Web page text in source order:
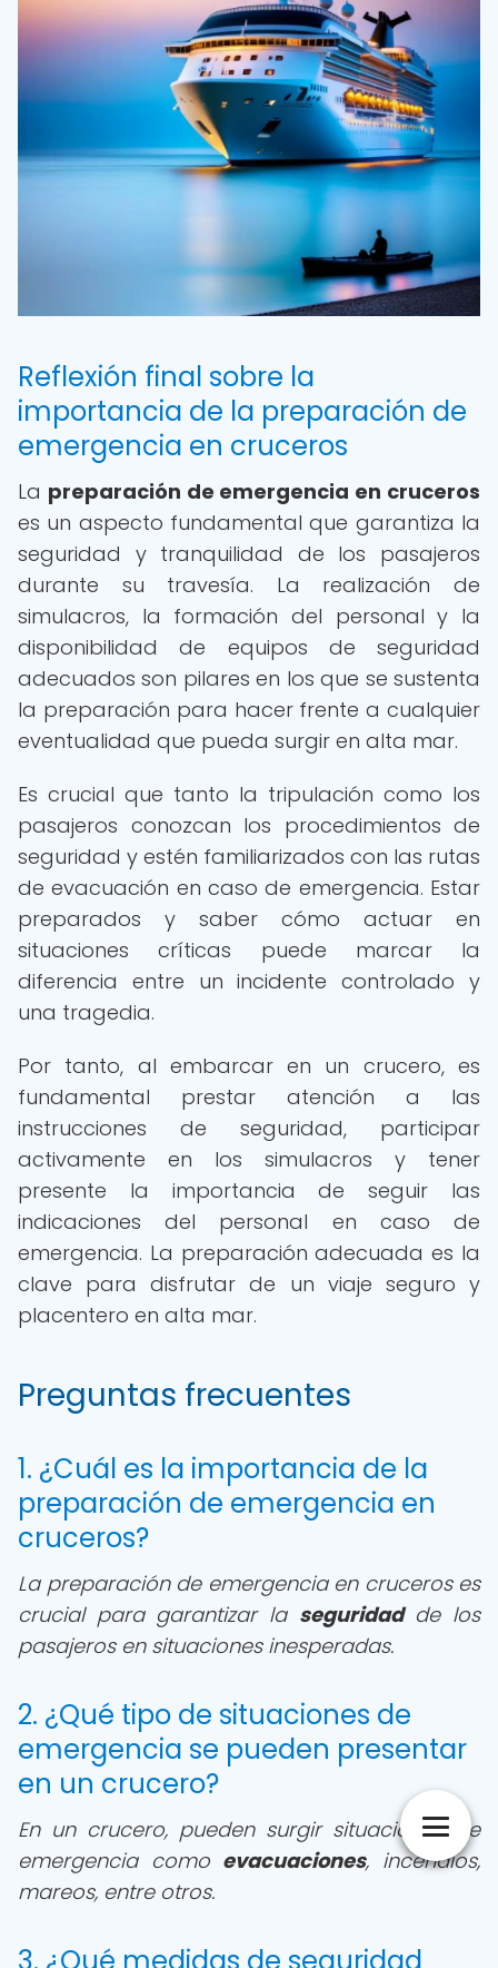
Reflexión final sobre la
importancia de la preparación de
emergencia en cruceros
La preparación de emergencia en cruceros
es un aspecto fundamental que garantiza la
seguridad y tranquilidad de los pasajeros
durante su travesía. La realización de
simulacros, la formación del personal y la
disponibilidad de equipos de seguridad
adecuados son pilares en los que se sustenta
la preparación para hacer frente a cualquier
eventualidad que pueda surgir en alta mar.
Es crucial que tanto la tripulación como los
pasajeros conozcan los procedimientos de
seguridad y estén familiarizados con las rutas
de evacuación en caso de emergencia. Estar
preparados y saber cómo actuar en
situaciones críticas puede marcar la
diferencia entre un incidente controlado y
una tragedia.
Por tanto, al embarcar en un crucero, es
fundamental prestar atención a las
instrucciones de seguridad, participar
activamente en los simulacros y tener
presente la importancia de seguir las
indicaciones del personal en caso de
emergencia. La preparación adecuada es la
clave para disfrutar de un viaje seguro y
placentero en alta mar.
Preguntas frecuentes
1. ¿Cuál es la importancia de la
preparación de emergencia en
cruceros?
La preparación de emergencia en cruceros es
crucial para garantizar la seguridadde los
pasajeros en situaciones inesperadas.
2. ¿Qué tipo de situaciones de
emergencia se pueden presentar
en un crucero?
En un crucero, pueden surgir situaciones de
emergencia como evacuaciones, incendios,
mareos, entre otros.